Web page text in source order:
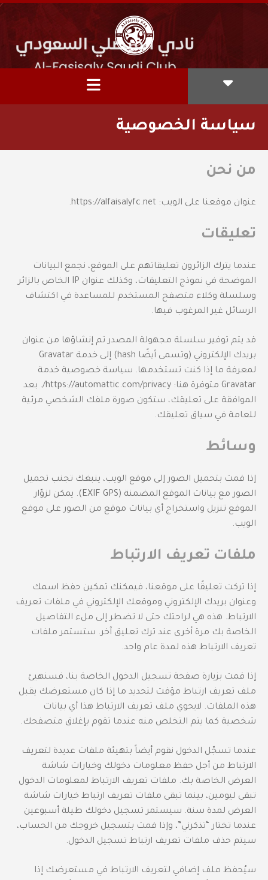
سياسة الخصوصية
من نحن
عنوان موقعنا على الويب: https://alfaisalyfc.net.
تعليقات
عندما يترك الزائرون تعليقاتهم على الموقع، نجمع البيانات
الموضحة في نموذج التعليقات، وكذلك عنوان IP الخاص بالزائر
وسلسلة وكلاء متصفح المستخدم للمساعدة في اكتشاف
الرسائل غير المرغوب فيها.
قد يتم توفير سلسلة مجهولة المصدر تم إنشاؤها من عنوان
بريدك الإلكتروني (وتسمى أيضًا hash) إلى خدمة Gravatar
لمعرفة ما إذا كنت تستخدمها. سياسة خصوصية خدمة
Gravatar متوفرة هنا: https://automattic.com/privacy/. بعد
الموافقة على تعليقك، ستكون صورة ملفك الشخصي مرئية
للعامة في سياق تعليقك.
وسائط
إذا قمت بتحميل الصور إلى موقع الويب، ينبغك تجنب تحميل
الصور مع بيانات الموقع المضمنة (EXIF GPS). يمكن لزوّار
الموقع تنزيل واستخراج أي بيانات موقع من الصور على موقع
الويب.
ملفات تعريف الارتباط
إذا تركت تعليقًا على موقعنا، فيمكنك تمكين حفظ اسمك
وعنوان بريدك الإلكتروني وموقعك الإلكتروني في ملفات تعريف
الارتباط. هذه هي لراحتك حتى لا تضطر إلى ملء التفاصيل
الخاصة بك مرة أخرى عند ترك تعليق آخر. ستستمر ملفات
تعريف الارتباط هذه لمدة عام واحد.
إذا قمت بزيارة صفحة تسجيل الدخول الخاصة بنا، فسنهيئ
ملف تعريف ارتباط مؤقت لتحديد ما إذا كان مستعرضك يقبل
هذه الملفات. لايحوي ملف تعريف الارتباط هذا أي بيانات
شخصية كما يتم التخلص منه عندما تقوم بإغلاق متصفحك.
عندما تسجّل الدخول نقوم أيضاً بتهيئة ملفات عديدة لتعريف
الارتباط من أجل حفظ معلومات دخولك وخيارات شاشة
العرض الخاصة بك. ملفات تعريف الارتباط لمعلومات الدخول
تبقى ليومين، بينما تبقى ملفات تعريف ارتباط خيارات شاشة
العرض لمدة سنة. سيستمر تسجيل دخولك طيلة أسبوعين
عندما تختار “تذكرني”، وإذا قمت بتسجيل خروجك من الحساب،
سيتم حذف ملفات تعريف ارتباط تسجيل الدخول.
سيُحفظ ملف إضافي لتعريف الارتباط في مستعرضك إذا